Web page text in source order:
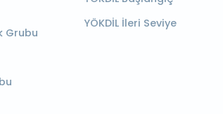
Grubu
YÖKDİL İleri Seviye